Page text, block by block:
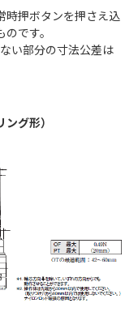
押ボタンを押さえ込
です。
い部分の寸法公差は
グ形）